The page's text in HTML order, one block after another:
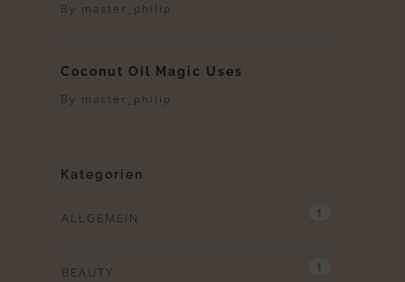
By master_philip
Coconut Oil Magic Uses
By master_philip
Kategorien
ALLGEMEIN 1
BEAUTY 1